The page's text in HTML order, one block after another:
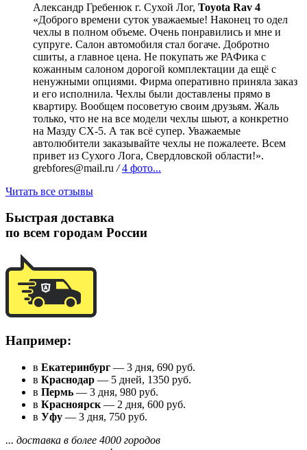
Александр Гребенюк г. Сухой Лог, Toyota Rav 4
«Доброго времени суток уважаемые! Наконец то одел
чехлы в полном объеме. Очень понравились и мне и
супруге. Салон автомобиля стал богаче. Добротно
сшиты, а главное цена. Не покупать же РАФика с
кожанным салоном дорогой комплектации да ещё с
ненужными опциями. Фирма оперативно приняла заказ
и его исполнила. Чехлы были доставлены прямо в
квартиру. Вообщем посоветую своим друзьям. Жаль
только, что не на все модели чехлы шьют, а конкретно
на Мазду СХ-5. А так всё супер. Уважаемые
автолюбители заказывайте чехлы не пожалеете. Всем
привет из Сухого Лога, Свердловской области!».
grebfores@mail.ru / 4 фото...
Читать все отзывы
Быстрая доставка
по всем городам России
Например:
в Екатеринбург — 3 дня, 690 руб.
в Краснодар — 5 дней, 1350 руб.
в Пермь — 3 дня, 980 руб.
в Красноярск — 2 дня, 600 руб.
в Уфу — 3 дня, 750 руб.
... доставка в более 4000 городов